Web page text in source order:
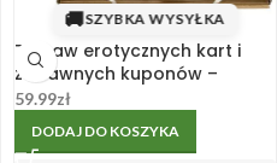
🚚SZYBKA WYSYŁKA
Zestaw erotycznych kart i
zabawnych kuponów –
prezent na Walentynki
59.99zł
DODAJ DO KOSZYKA